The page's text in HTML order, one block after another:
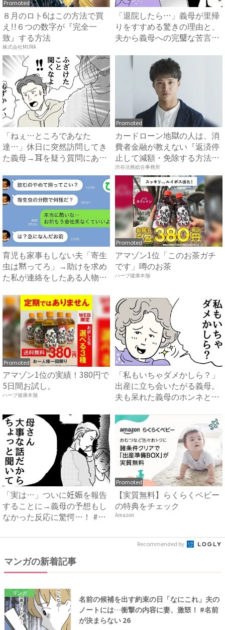
Promoted
８月のロト6はこの方法で買
え!!６つの数字が『完全一
致』する方法
株式会社MURA
「退院したら…」義母が里帰
りをすすめる驚きの理由と、
夫から義母への完璧な苦言
「ねぇ…ところであなた
達…」休日に突然訪問してき
た義母→耳を疑う質問にあ
Promoted
カードローン地獄の人は、消
費者金融が教えない『返済停
止して減額・免除する方法』
で...
渋谷法務総合事務所
育児も家事もしない夫「寄生
虫は黙ってろ」→助けを求め
た私が連絡をしたある人物と
Promoted
アマゾン1位「このお茶ガチ
です」噂のお茶
ハーブ健康本舗
Promoted
アマゾン1位の実績！380円で
5日間お試し。
ハーブ健康本舗
「私もいちゃダメかしら？」
出産に立ち会いたがる義母。
夫も呆れた義母のホンネと
「実は…」ついに妊娠を報告
することに→義母の予想もし
なかった反応に驚愕…！ #
Promoted
【実質無料】らくらくベビー
の特典をチェック
Amazon
Recommended by
マンガの新着記事
マンガ
名前の候補を出す約束の日「なにこれ」夫の
ノートには…衝撃の内容に妻、激怒！ #名前
が決まらない 26